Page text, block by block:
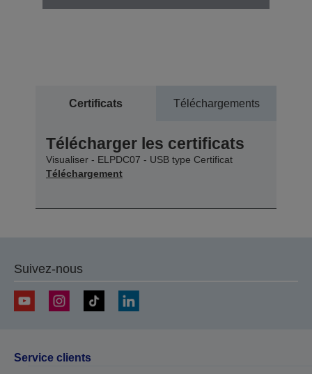
Certificats Téléchargements
Télécharger les certificats
Visualiser - ELPDC07 - USB type Certificat
Téléchargement
Suivez-nous
Service clients